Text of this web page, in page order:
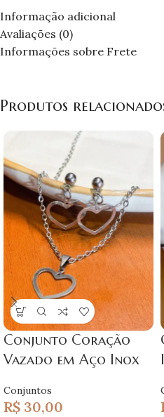
Informação adicional
Avaliações (0)
Informações sobre Frete
Produtos
Conjunto Coração
Vazado em Aço Inox
Conjuntos
R$ 30,00